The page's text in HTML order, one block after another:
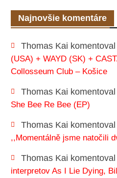
Najnovšie komentáre
Thomas Kai komentoval
(USA) + WAYD (SK) +
Collosseum Club – Košice
Thomas Kai komentoval
She Bee Re Bee (EP)
Thomas Kai komentoval
,,Momentálně jsme natočili
Thomas Kai komentoval
interpretov As I Lie Dying,